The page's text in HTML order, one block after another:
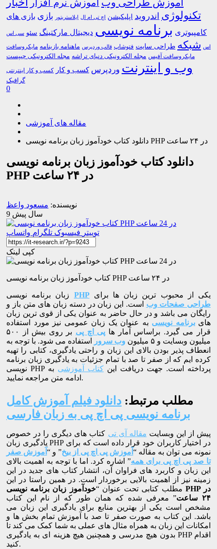
آموزش نرم افزار
تکنولوژی اندروید اپلیکیشن اچ تی ام ال ایلاستریتور بازی بازی های
کامپیوتری برنامه نویسی دیجیتال مارکتینگ سئو سی اس
اس شبکه طراحی سایت فتوشاپ قالب وردپرس ماهنامه بازینامه مایکروسافت
مایکروسافت آفیس مجله الکترونیکی دنیای تراشه مجله الکترونیکی چیپست
وب و اینترنت وردپرس کسب و کار کسب و کار اینترنتی
گرافیک
0
مقاله های آموزشی
دانلود کتاب خودآموز زبان برنامه نویسی PHP در ۲۴ ساعت
دانلود کتاب خودآموز زبان برنامه نویسی
PHP در ۲۴ ساعت
نویسنده: مسعود واعظ
9 سال پیش
توییتر فیسبوک تلگرام واتساپ
کپی لینک
کتاب خودآموز زبان برنامه نویسی PHP در ۲۴ ساعت
PHP
یکی از محبوب ترین زبان ها برای
طراحی صفحات وب است. این زبان در دسته زبان های متن باز و
رایگان می باشد و در حال حاضر به عنوان یکی از قوی ترین زبان
هایبرنامه نویسی به عنوان یک زبان عمومی نیز مورد استفاده
قرار می گیرد. براساس آمار ها پی اچ پی
بر روی بیش از ۵۰۰
میلیون وبسایت و ۵ میلیون
وب سرور
استفاده می شود. با توجه به
انعطاف پذیر بودن بالای این زبان و راحتی یادگیری، کتابی را تهیه
کرده ایم که از صفر تا صد با تمام جزئیات به یادگیری زبان برنامه
نویسی PHP پرداخته است. جهت دریافت این کتاب آموزشی به
ادامه متن مراجعه نمایید.
مطلب مرتبط: دانلود فیلم آموزش کامل
برنامه نویسی پی اچ پی به زبان فارسی
پیش از این وبسایت مقاله آی تی کتاب های دیگری را در خصوص
یادگیری زبان PHP در اختیار کاربران خود قرار داده است که برای
نمونه می توان به مقاله “ آموزش پی اچ پی از بیخ” و “ آموزش صفر
تا صد پی اچ پی برای همه” اشاره کرد. اما با توجه به اهمیت بالای
این زبان و کاربرد های فراوان آن، انتشار کتاب های جدید در این
زمینه نیز از اهمیت بالایی برخوردار است. در همین راستا در این
مطلب کتابی تحت عنوان “خودآموز زبان برنامه نویسی PHP در
۲۴ ساعت
” معرفی شده که همان طور که از نام این کتاب
مشخص است یکی از بهترین منابع برای یادگیری این زبان می
باشد. این کتاب به صورت صفر تا صد با آموزش تمام بخش ها و
امکانات این زبان به همراه مثال های عملی به شما کمک می کند تا
بدون هیچ مدرسی و همچنین هیچ هزینه ای به یادگیری PHP اقدام
کنید.